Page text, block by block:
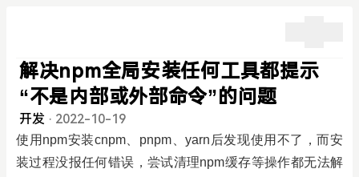
解决npm全局安装任何工具都提示
“不是内部或外部命令”的问题
开发 · 2022-10-19
使用npm安装cnpm、pnpm、yarn后发现使用不了，而安
装过程没报任何错误，尝试清理npm缓存等操作都无法解